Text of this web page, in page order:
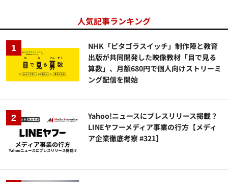
人気記事ランキング
NHK「ピタゴラスイッチ」制作陣と教育
出版が共同開発した映像教材「目で見る
算数」、月額680円で個人向けストリーミ
ング配信を開始
Yahoo!ニュースにプレスリリース掲載？
LINEヤフーメディア事業の行方【メディ
ア企業徹底考察 #321】